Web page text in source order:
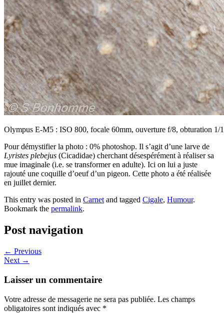
Olympus E-M5 : ISO 800, focale 60mm, ouverture f/8, obturation 1/
Pour démystifier la photo : 0% photoshop. Il s’agit d’une larve de
Lyristes plebejus (Cicadidae) cherchant désespérément à réaliser sa
mue imaginale (i.e. se transformer en adulte). Ici on lui a juste
rajouté une coquille d’oeuf d’un pigeon. Cette photo a été réalisée
en juillet dernier.
This entry was posted in Carnetand tagged Cigale, Humour.
Bookmark the permalink.
Post navigation
← Previous
Next →
Laisser un commentaire
Votre adresse de messagerie ne sera pas publiée. Les champs
obligatoires sont indiqués avec *